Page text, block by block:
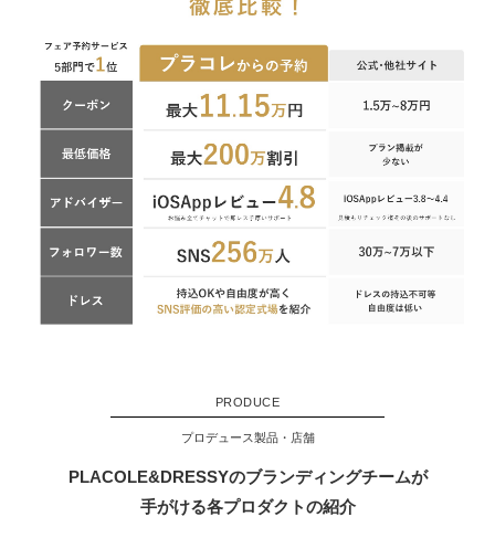
PRODUCE
プロデュース製品・店舗
PLACOLE&DRESSYのブランディングチームが
手がける各プロダクトの紹介